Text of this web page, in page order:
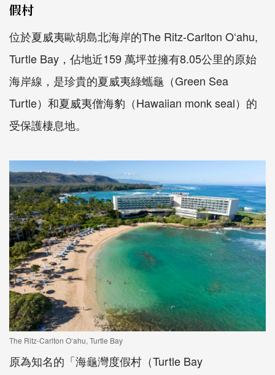
假村
位於夏威夷歐胡島北海岸的The Ritz-Carlton O‘ahu,
Turtle Bay，佔地近159 萬坪並擁有8.05公里的原始
海岸線，是珍貴的夏威夷綠蠵龜（Green Sea
Turtle）和夏威夷僧海豹（Hawaiian monk seal）的
受保護棲息地。
The Ritz-Carlton O‘ahu, Turtle Bay
原為知名的「海龜灣度假村（Turtle Bay